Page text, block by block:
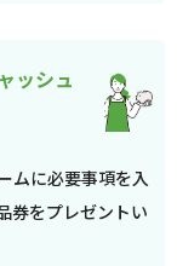
ッシュ
ムに必要事項を入
券をプレゼントい